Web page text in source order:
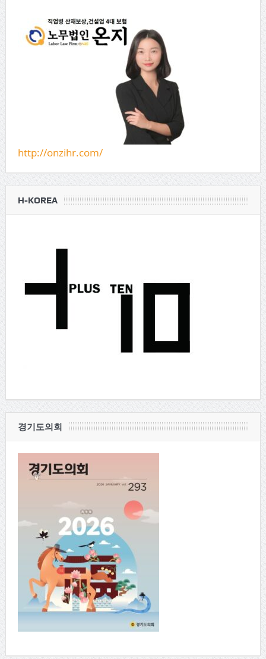
http://onzihr.com/
H-KOREA
경기도의회